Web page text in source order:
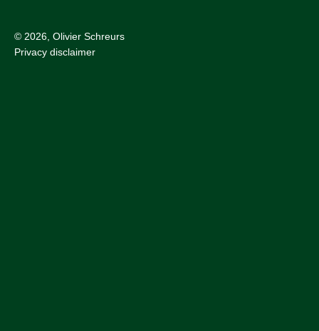
© 2026, Olivier Schreurs
Privacy disclaimer